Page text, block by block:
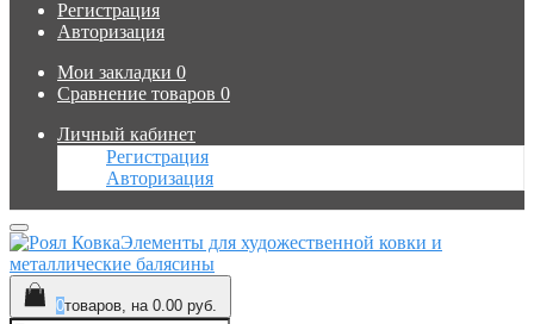
Регистрация
Авторизация
Мои закладки 0
Сравнение товаров 0
Личный кабинет
Регистрация
Авторизация
Элементы для художественной ковки и
металлические балясины
0товаров, на 0.00 руб.